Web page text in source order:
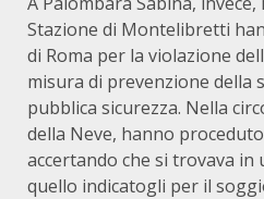
Stazione di Montelibretti
di Roma per la violazione
misura di prevenzione della
pubblica sicurezza. Nella
della Neve, hanno
accertando che si trovava in
quello indicatogli per il